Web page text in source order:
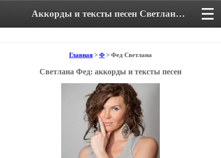
Аккорды и тексты песен Светланы Фед
Главная > Ф > Фед Светлана
Светлана Фед: аккорды и тексты песен